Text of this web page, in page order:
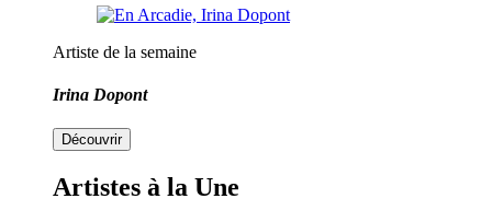
Artiste de la semaine
Irina Dopont
Découvrir
Artistes à la Une